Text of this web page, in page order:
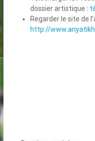
dossier artistique :
Regarder le site de
http://